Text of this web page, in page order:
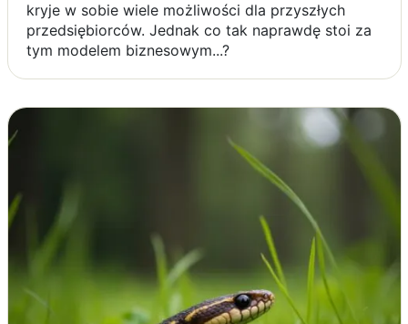
kryje w sobie wiele możliwości dla przyszłych
przedsiębiorców. Jednak co tak naprawdę stoi za
tym modelem biznesowym...?